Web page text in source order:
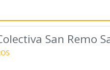
San Remo